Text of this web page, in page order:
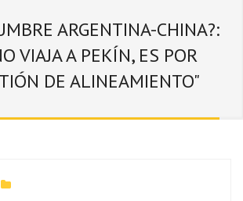
ARGENTINA-CHINA?:
VIAJA A PEKÍN, ES POR
DE ALINEAMIENTO"